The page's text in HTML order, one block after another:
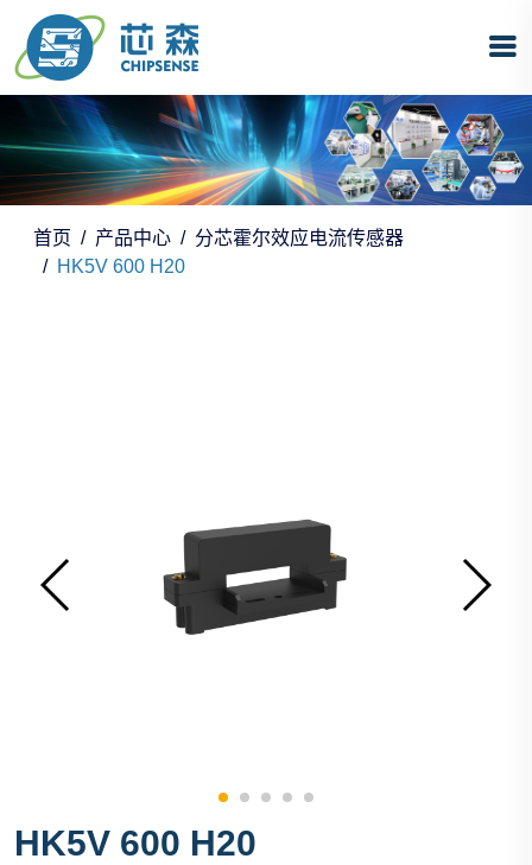
首页 产品中心
分芯霍尔效应电流传感器
HK5V 600 H20
HK5V 600 H20